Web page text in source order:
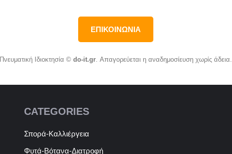
ΕΠΙΚΟΙΝΩΝΙΑ
Πνευματική Ιδιοκτησία © do-it.gr. Απαγορεύεται η αναδημοσίευση χωρίς άδεια.
CATEGORIES
Σπορά-Καλλιέργεια
Φυτά-Βότανα-Διατροφή